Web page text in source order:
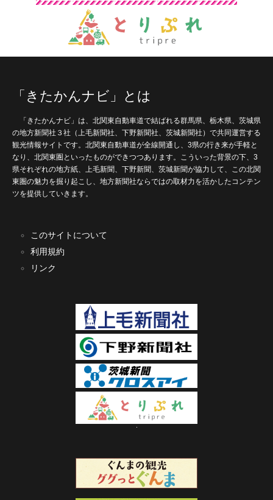
「きたかんナビ」とは
「きたかんナビ」は、北関東自動車道で結ばれる群馬県、栃木県、茨城県
の地方新聞社３社（上毛新聞社、下野新聞社、茨城新聞社）で共同運営する
観光情報サイトです。北関東自動車道が全線開通し、3県の行き来が手軽と
なり、北関東圏といったものができつつあります。こういった背景の下、3
県それぞれの地方紙、上毛新聞、下野新聞、茨城新聞が協力して、この北関
東圏の魅力を掘り起こし、地方新聞社ならではの取材力を活かしたコンテン
ツを提供していきます。
このサイトについて
利用規約
リンク